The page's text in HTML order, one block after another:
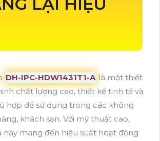
DH-IPC-HDW1431T1-A là một thiết
chất lượng cao, thiết kế tinh tế và
hợp để sử dụng trong các không
khách sạn. Với mỹ thuật cao,
này mang đến hiệu suất hoạt động